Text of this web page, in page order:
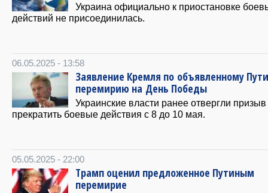
Украина официально к приостановке
действий не присоединилась.
06.05.2025 - 13:58
Заявление Кремля по объявленному
перемирию на День Победы
Украинские власти ранее отвергли призыв
прекратить боевые действия с 8 до 10 мая.
05.05.2025 - 22:00
Трамп оценил предложенное Путиным
перемирие